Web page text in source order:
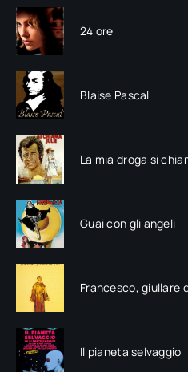
24 ore
Blaise Pascal
La mia droga si
Guai con gli angeli
Francesco, giullare
Il pianeta selvaggio